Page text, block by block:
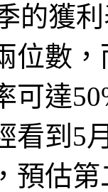
的獲
位數
可達
看到5
預估